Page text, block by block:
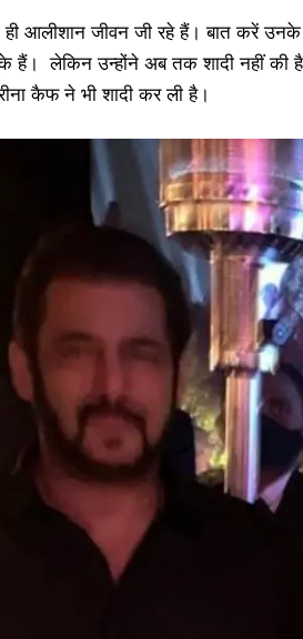
आलीशान जीवन जी रहे हैं। बात करें
हैं। लेकिन उन्होंने अब तक शादी नहीं की
कैफ ने भी शादी कर ली है।